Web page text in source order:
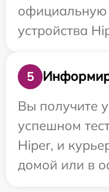
официальную
устройства
5
Вы получите
успешном
Hiper, и
домой или в